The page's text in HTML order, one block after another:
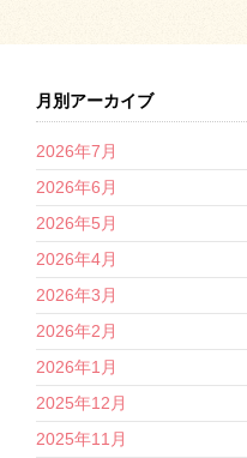
月別アーカイブ
2026年7月
2026年6月
2026年5月
2026年4月
2026年3月
2026年2月
2026年1月
2025年12月
2025年11月